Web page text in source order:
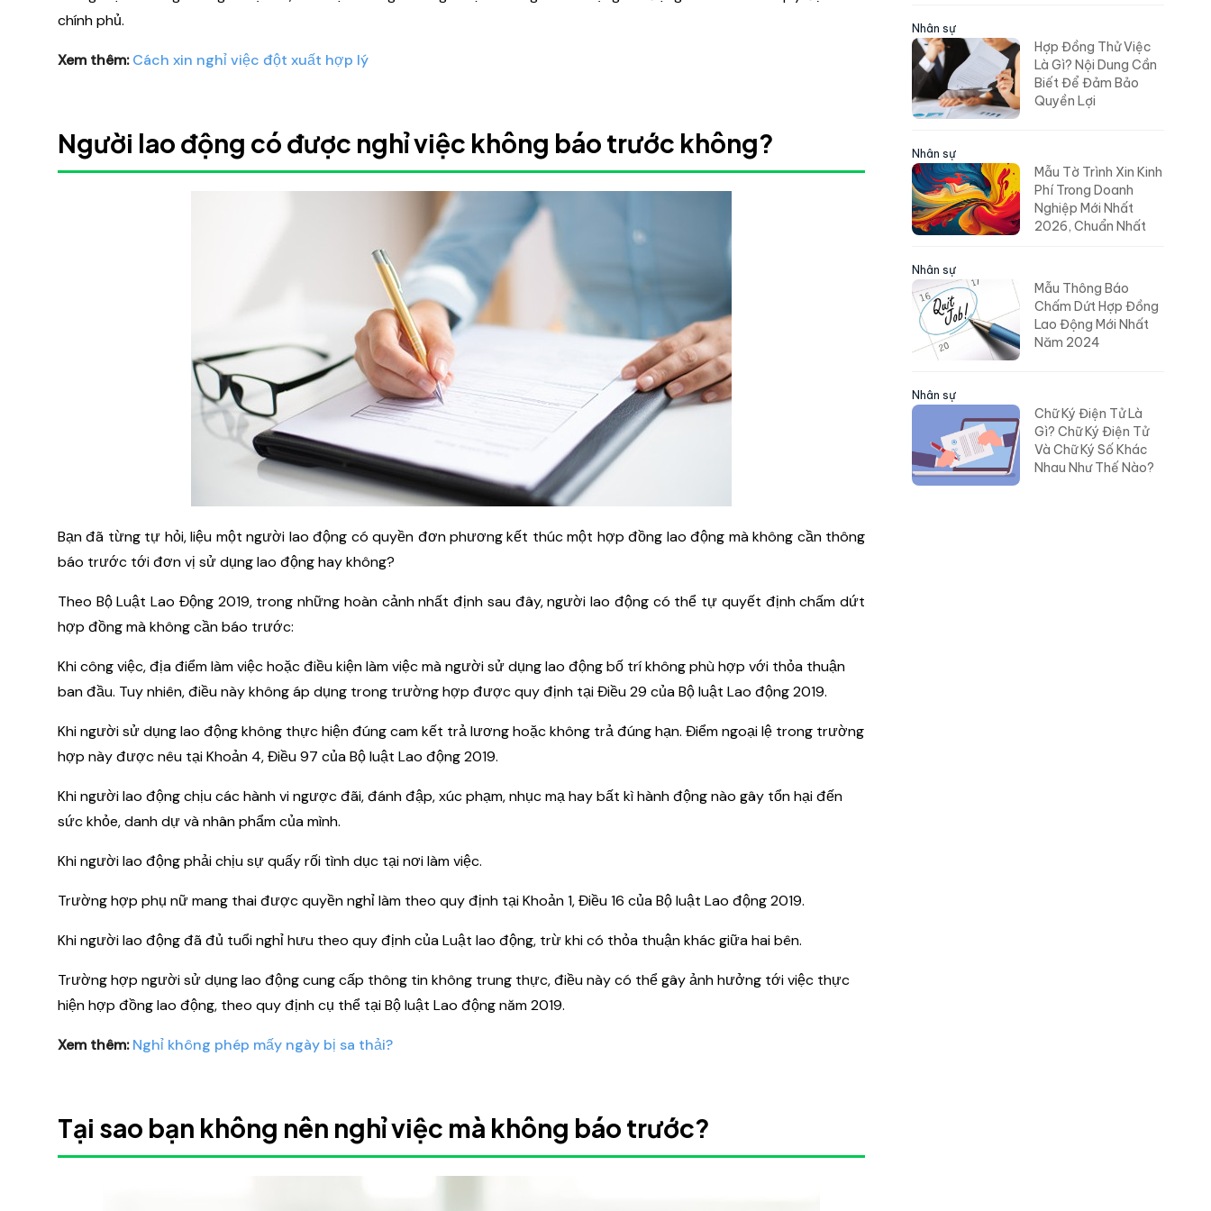
chính phủ.
Xem thêm: Cách xin nghỉ việc đột xuất hợp lý
Người lao động có được nghỉ việc không báo trước không?
Bạn đã từng tự hỏi, liệu một người lao động có quyền đơn phương kết thúc một hợp đồng lao động mà không cần thông
báo trước tới đơn vị sử dụng lao động hay không?
Theo Bộ Luật Lao Động 2019, trong những hoàn cảnh nhất định sau đây, người lao động có thể tự quyết định chấm dứt
hợp đồng mà không cần báo trước:
Khi công việc, địa điểm làm việc hoặc điều kiện làm việc mà người sử dụng lao động bố trí không phù hợp với thỏa thuận
ban đầu. Tuy nhiên, điều này không áp dụng trong trường hợp được quy định tại Điều 29 của Bộ luật Lao động 2019.
Khi người sử dụng lao động không thực hiện đúng cam kết trả lương hoặc không trả đúng hạn. Điểm ngoại lệ trong trường
hợp này được nêu tại Khoản 4, Điều 97 của Bộ luật Lao động 2019.
Khi người lao động chịu các hành vi ngược đãi, đánh đập, xúc phạm, nhục mạ hay bất kì hành động nào gây tổn hại đến
sức khỏe, danh dự và nhân phẩm của mình.
Khi người lao động phải chịu sự quấy rối tình dục tại nơi làm việc.
Trường hợp phụ nữ mang thai được quyền nghỉ làm theo quy định tại Khoản 1, Điều 16 của Bộ luật Lao động 2019.
Khi người lao động đã đủ tuổi nghỉ hưu theo quy định của Luật lao động, trừ khi có thỏa thuận khác giữa hai bên.
Trường hợp người sử dụng lao động cung cấp thông tin không trung thực, điều này có thể gây ảnh hưởng tới việc thực
hiện hợp đồng lao động, theo quy định cụ thể tại Bộ luật Lao động năm 2019.
Xem thêm: Nghỉ không phép mấy ngày bị sa thải?
Tại sao bạn không nên nghỉ việc mà không báo trước?
Nhân sự
Hợp Đồng Thử Việc
Là Gì? Nội Dung Cần
Biết Để Đảm Bảo
Quyền Lợi
Nhân sự
Mẫu Tờ Trình Xin Kinh
Phí Trong Doanh
Nghiệp Mới Nhất
2026, Chuẩn Nhất
Nhân sự
Mẫu Thông Báo
Chấm Dứt Hợp Đồng
Lao Động Mới Nhất
Năm 2024
Nhân sự
Chữ Ký Điện Tử Là
Gì? Chữ Ký Điện Tử
Và Chữ Ký Số Khác
Nhau Như Thế Nào?